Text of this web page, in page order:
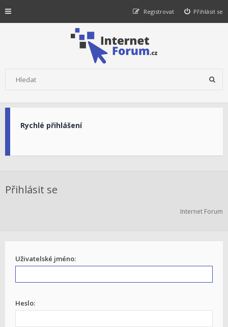
Přihlásit se
Registrovat
Rychlé přihlášení
Přihlásit se
Internet Forum
Uživatelské jméno:
Heslo: